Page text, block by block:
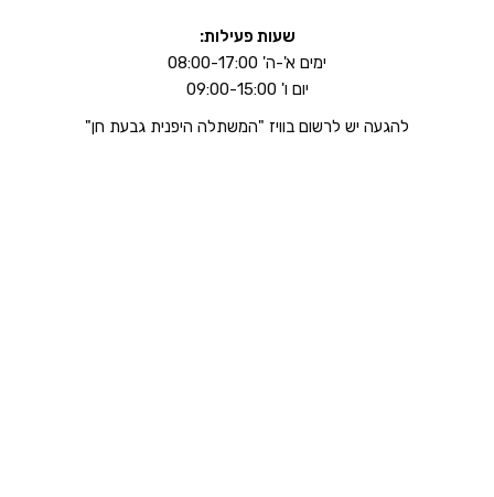
שעות פעילות:
ימים א'-ה' 08:00-17:00
יום ו' 09:00-15:00
להגעה יש לרשום בוויז "המשתלה היפנית גבעת חן"